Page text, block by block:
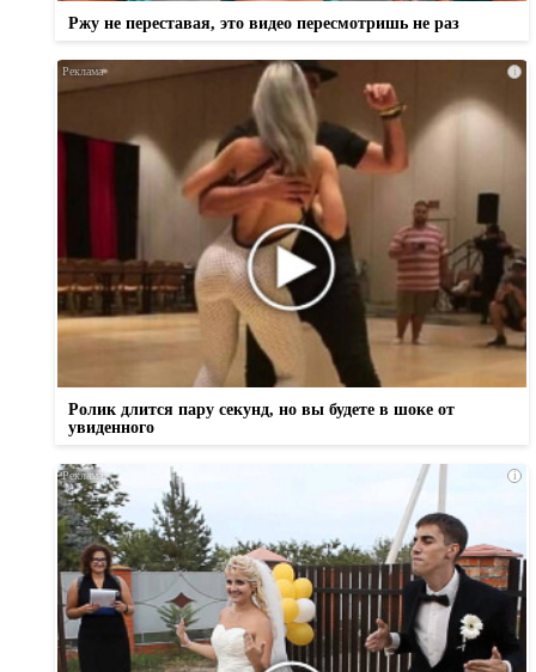
Ржу не переставая, это видео пересмотришь не раз
i
Ролик длится пару секунд, но вы будете в шоке от
увиденного
i